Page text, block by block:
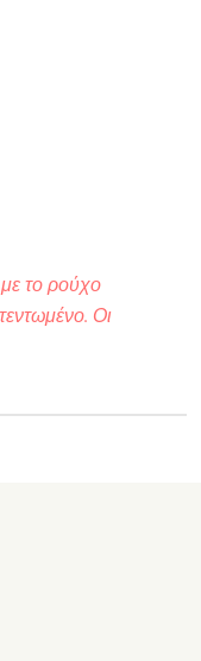
με το ρούχο
Οι